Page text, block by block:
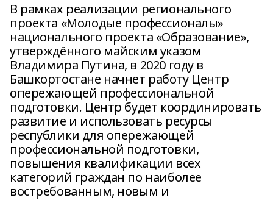
В рамках реализации регионального
проекта «Молодые профессионалы»
национального проекта «Образование»,
утверждённого майским указом
Владимира Путина, в 2020 году в
Башкортостане начнет работу Центр
опережающей профессиональной
подготовки. Центр будет координировать
развитие и использовать ресурсы
республики для опережающей
профессиональной подготовки,
повышения квалификации всех
категорий граждан по наиболее
востребованным, новым и